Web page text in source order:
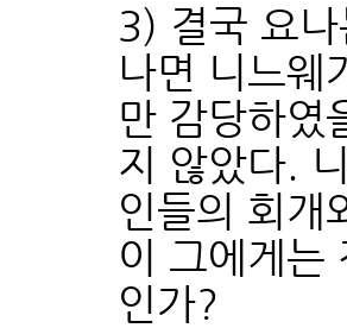
3) 결국 요
나면 니느웨
만 감당하였
지 않았다.
인들의 회개
이 그에게는
인가?